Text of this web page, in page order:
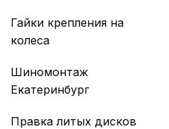
Гайки крепления на
колеса
Шиномонтаж
Екатеринбург
Правка литых дисков